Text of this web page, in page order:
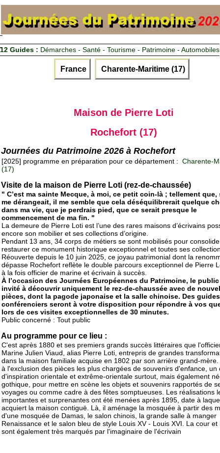
12 Guides : Démarches - Santé - Tourisme - Patrimoine - Automobiles
France Charente-Maritime (17)
Maison de Pierre Loti
Rochefort (17)
Journées du Patrimoine 2026 à Rochefort
[2025] programme en préparation pour ce département : Charente-
(17)
Visite de la maison de Pierre Loti (rez-de-chaussée)
" C’est ma sainte Mecque, à moi, ce petit coin-là ; tellement que,
me dérangeait, il me semble que cela déséquilibrerait quelque
dans ma vie, que je perdrais pied, que ce serait presque le
commencement de ma fin. "
La demeure de Pierre Loti est l’une des rares maisons d’écrivains
encore son mobilier et ses collections d’origine.
Pendant 13 ans, 34 corps de métiers se sont mobilisés pour
restaurer ce monument historique exceptionnel et toutes ses
Réouverte depuis le 10 juin 2025, ce joyau patrimonial dont la
dépasse Rochefort reflète le double parcours exceptionnel de Pierre
à la fois officier de marine et écrivain à succès.
À l’occasion des Journées Européennes du Patrimoine, le
invité à découvrir uniquement le rez-de-chaussée avec de
pièces, dont la pagode japonaise et la salle chinoise. Des guides
conférenciers seront à votre disposition pour répondre à vos
lors de ces visites exceptionnelles de 30 minutes.
Public concerné : Tout public
Au programme pour ce lieu :
C'est après 1880 et ses premiers grands succès littéraires que
Marine Julien Viaud, alias Pierre Loti, entrepris de grandes
dans la maison familiale acquise en 1802 par son arrière grand-
à l'exclusion des pièces les plus chargées de souvenirs d'enfance, un
d'inspiration orientale et extrême-orientale surtout, mais également
gothique, pour mettre en scène les objets et souvenirs rapportés de
voyages ou comme cadre à des fêtes somptueuses. Les réalisations
importantes et surprenantes ont été menées après 1895, date à
acquiert la maison contiguë. Là, il aménage la mosquée à partir des
d'une mosquée de Damas, le salon chinois, la grande salle à manger
Renaissance et le salon bleu de style Louis XV - Louis XVI. La cour et
sont également très marqués par l'imaginaire de l'écrivain